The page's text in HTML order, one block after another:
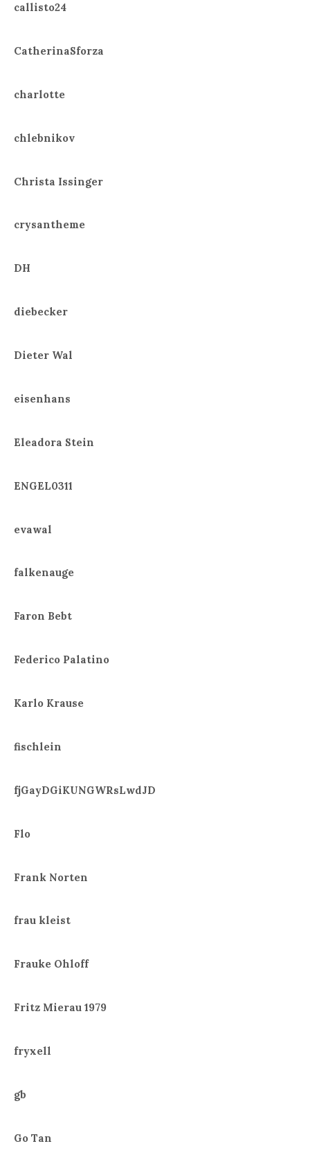
callisto24
CatherinaSforza
charlotte
chlebnikov
Christa Issinger
crysantheme
DH
diebecker
Dieter Wal
eisenhans
Eleadora Stein
ENGEL0311
evawal
falkenauge
Faron Bebt
Federico Palatino
Karlo Krause
fischlein
fjGayDGiKUNGWRsLwdJD
Flo
Frank Norten
frau kleist
Frauke Ohloff
Fritz Mierau 1979
fryxell
gb
Go Tan